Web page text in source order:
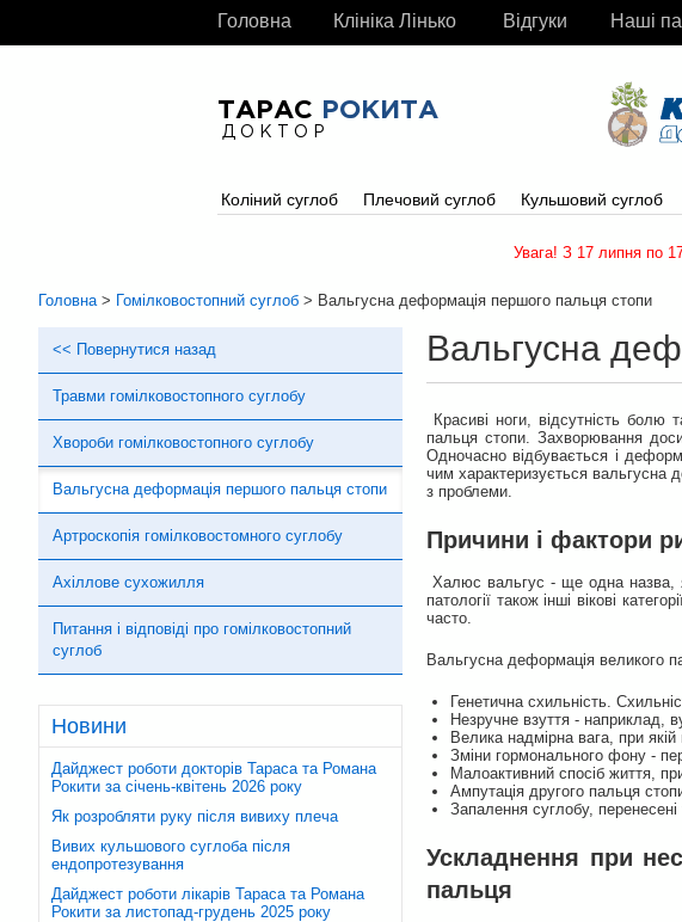
Головна Клініка Лінько Відгуки Наші
ТАРАС РОКИТА
ДОКТОР
Коліний суглоб Плечовий суглоб Кульшовий суглоб
Увага! З 17 липня по
Головна > Гомілковостопний суглоб > Вальгусна деформація першого пальця стопи
<< Повернутися назад
Травми гомілковостопного суглобу
Хвороби гомілковостопного суглобу
Вальгусна деформація першого пальця стопи
Артроскопія гомілковостомного суглобу
Ахіллове сухожилля
Питання і відповіді про гомілковостопний
суглоб
Новини
Дайджест роботи докторів Тараса та Романа
Рокити за січень-квітень 2026 року
Як розробляти руку після вивиху плеча
Вивих кульшового суглоба після
ендопротезування
Дайджест роботи лікарів Тараса та Романа
Рокити за листопад-грудень 2025 року
Вальгусна
Красиві ноги, відсутність болю
пальця стопи. Захворювання
Одночасно відбувається і
чим характеризується вальгусна
з проблеми.
Причини і фактори
Халюс вальгус - ще одна назва,
патології також інші вікові
часто.
Вальгусна деформація великого
Генетична схильність.
Незручне взуття - наприклад,
Велика надмірна вага, при
Зміни гормонального фону -
Малоактивний спосіб життя,
Ампутація другого пальця
Запалення суглобу,
Ускладнення при
пальця